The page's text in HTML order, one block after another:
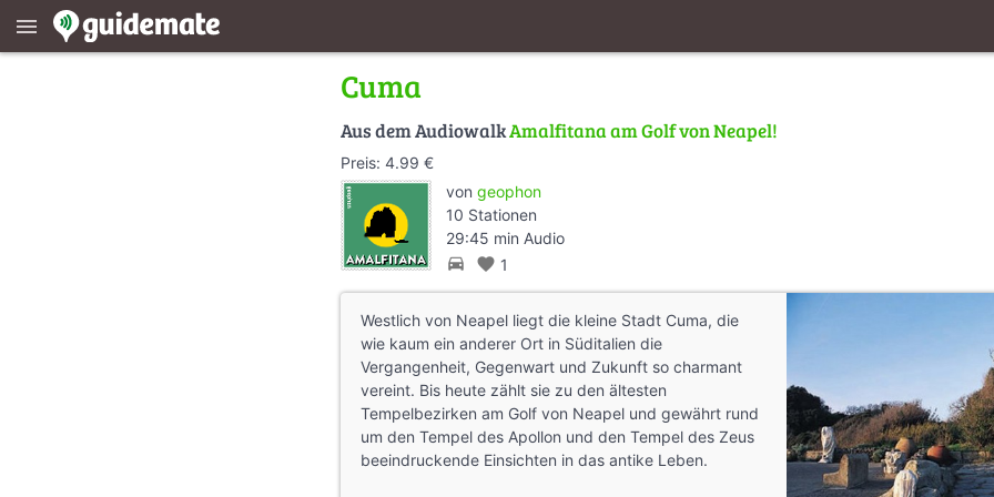
menu
Cuma
Aus dem AudiowalkAmalfitana am Golf von Neapel!
Preis: 4.99 €
von geophon
10 Stationen
29:45 min Audio
directions_car favorite 1
Westlich von Neapel liegt die kleine Stadt Cuma, die
wie kaum ein anderer Ort in Süditalien die
Vergangenheit, Gegenwart und Zukunft so charmant
vereint. Bis heute zählt sie zu den ältesten
Tempelbezirken am Golf von Neapel und gewährt rund
um den Tempel des Apollon und den Tempel des Zeus
beeindruckende Einsichten in das antike Leben.